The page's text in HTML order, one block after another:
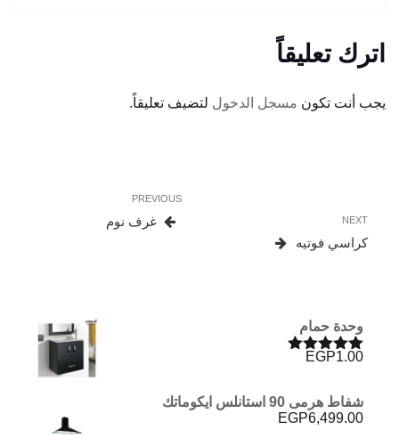
اترك تعليقاً
يجب أنت تكون مسجل الدخول لتضيف تعليقاً.
المقالات
Previous
Post
PREVIOUS
غرف نوم
Next
Post
NEXT
كراسي فوتيه
وحدة حمام
تم التقييم
EGP1.00
شفاط هرمى 90 استانلس ايكوماتك
EGP6,499.00